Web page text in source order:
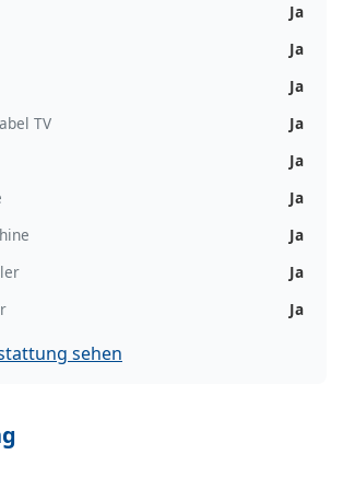
Ja
Ja
Ja
TV
Ja
Ja
Ja
Ja
Ja
Ja
sehen